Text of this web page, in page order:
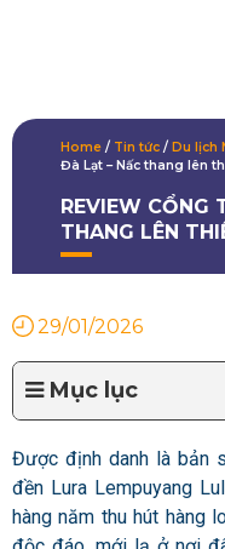
Home / Tin tức / Du lịch
Đà Lạt – Nấc thang lên
REVIEW CỔNG
THANG LÊN
29/01/2026
Mục lục
Được định danh là bản
đền Lura Lempuyang
hàng năm thu hút hàng